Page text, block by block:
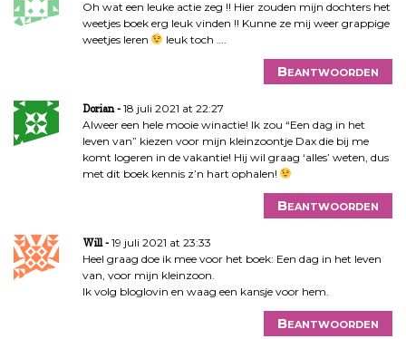
Oh wat een leuke actie zeg !! Hier zouden mijn dochters het
weetjes boek erg leuk vinden !! Kunne ze mij weer grappige
weetjes leren
leuk toch ….
Beantwoorden
Dorian
18 juli 2021 at 22:27
Alweer een hele mooie winactie! Ik zou “Een dag in het
leven van” kiezen voor mijn kleinzoontje Dax die bij me
komt logeren in de vakantie! Hij wil graag ‘alles’ weten, dus
met dit boek kennis z’n hart ophalen!
Beantwoorden
Will
19 juli 2021 at 23:33
Heel graag doe ik mee voor het boek: Een dag in het leven
van, voor mijn kleinzoon.
Ik volg bloglovin en waag een kansje voor hem.
Beantwoorden